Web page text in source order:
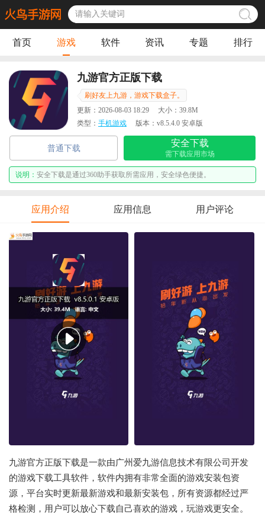
首页 游戏 软件 资讯 专题 排行
九游官方正版下载
刷好友上九游，游戏下载盒子。
更新： 2026-08-03 18:29 大小： 39.8M
类型： 手机游戏 版本： v8.5.4.0 安卓版
普通下载
安全下载
需下载应用市场
说明： 安全下载是通过360助手获取所需应用，安全绿色便捷。
应用介绍 应用信息 用户评论
九游官方正版下载是一款由广州爱九游信息技术有限公司开发
的游戏下载工具软件，软件内拥有非常全面的游戏安装包资
源，平台实时更新最新游戏和最新安装包，所有资源都经过严
格检测，用户可以放心下载自己喜欢的游戏，玩游戏更安全。